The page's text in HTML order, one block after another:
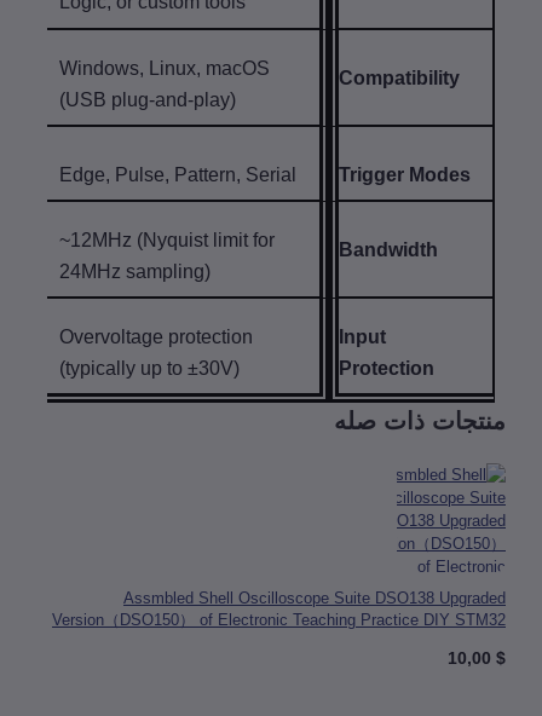
Compatibility
Windows, Linux, macOS
(USB plug-and-play)
Trigger Modes
Edge, Pulse, Pattern, Serial
Bandwidth
~12MHz (Nyquist limit for
24MHz sampling)
Protection
Overvoltage protection
(typically up to ±30V)
ذات صله
Assmbled Shell Oscilloscope Suite DSO138
Version（DSO150） of Electronic Teaching Practice DIY